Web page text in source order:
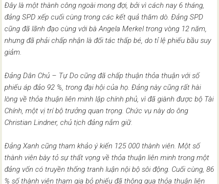
Đây là một thành công ngoài mong đợi, bởi vì cách nay 6 tháng,
đảng SPD xếp cuối cùng trong các kết quả thăm dò. Đảng SPD
cũng đã lãnh đạo cùng với bà Angela Merkel trong vòng 12 năm,
nhưng đã phải chấp nhận là đối tác thấp bé, do tỉ lệ phiếu bầu suy
giảm.
Đảng Dân Chủ – Tự Do cũng đã chấp thuận thỏa thuận với số
phiếu áp đảo 92 %, trong đại hội của họ. Đảng này cũng rất hài
lòng về thỏa thuận liên minh lập chính phủ, vì đã giành được bộ Tài
Chính, một vị trí bộ trưởng quan trọng. Chức vụ này do ông
Christian Lindner, chủ tịch đảng nắm giữ.
Đảng Xanh cũng tham khảo ý kiến 125 000 thành viên. Một số
thành viên bày tỏ sự thất vọng về thỏa thuận liên minh trong một
đảng vốn có truyền thống tranh luận nội bộ sôi động. Cuối cùng, 86
% số thành viên tham gia bỏ phiếu đã thông qua thỏa thuận liên